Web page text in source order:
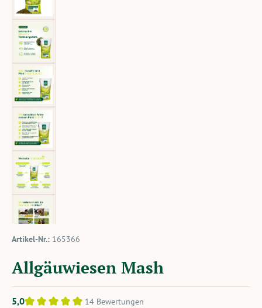
Artikel-Nr.: 165366
Allgäuwiesen Mash
5,0
14 Bewertungen